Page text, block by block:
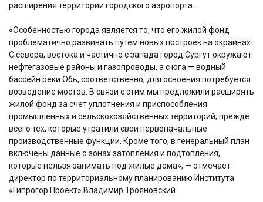
расширения территории городского аэропорта.
«Особенностью города является то, что его жилой фонд
проблематично развивать путем новых построек на окраинах.
С севера, востока и частично с запада город Сургут окружают
нефтегазовые районы и газопроводы, а с юга — водный
бассейн реки Обь, соответственно, для освоения потребуется
возведение мостов. В связи с этим мы предложили расширять
жилой фонд за счет уплотнения и приспособления
промышленных и сельскохозяйственных территорий, прежде
всего тех, которые утратили свои первоначальные
производственные функции. Кроме того, в генеральный план
включены данные о зонах затопления и подтопления,
которые нельзя занимать под жилые дома», — отмечает
директор по территориальному планированию Института
«Гипрогор Проект» Владимир Трояновский.